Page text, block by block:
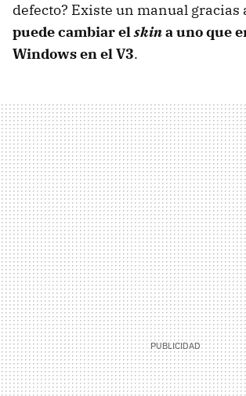
defecto? Existe un manual gracias
puede cambiar elskina uno que
Windows en el V3.